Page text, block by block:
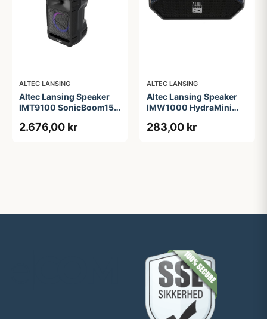
ALTEC LANSING
Altec Lansing Speaker
IMT9100 SonicBoom150
2.676,00 kr
ALTEC LANSING
Altec Lansing Speaker
IMW1000 HydraMini
283,00 kr